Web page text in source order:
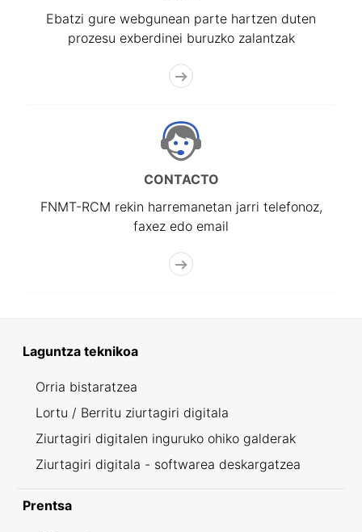
Ebatzi gure webgunean parte hartzen duten
prozesu exberdinei buruzko zalantzak
CONTACTO
FNMT-RCM rekin harremanetan jarri telefonoz,
faxez edo email
Laguntza teknikoa
Orria bistaratzea
Lortu / Berritu ziurtagiri digitala
Ziurtagiri digitalen inguruko ohiko galderak
Ziurtagiri digitala - softwarea deskargatzea
Prentsa